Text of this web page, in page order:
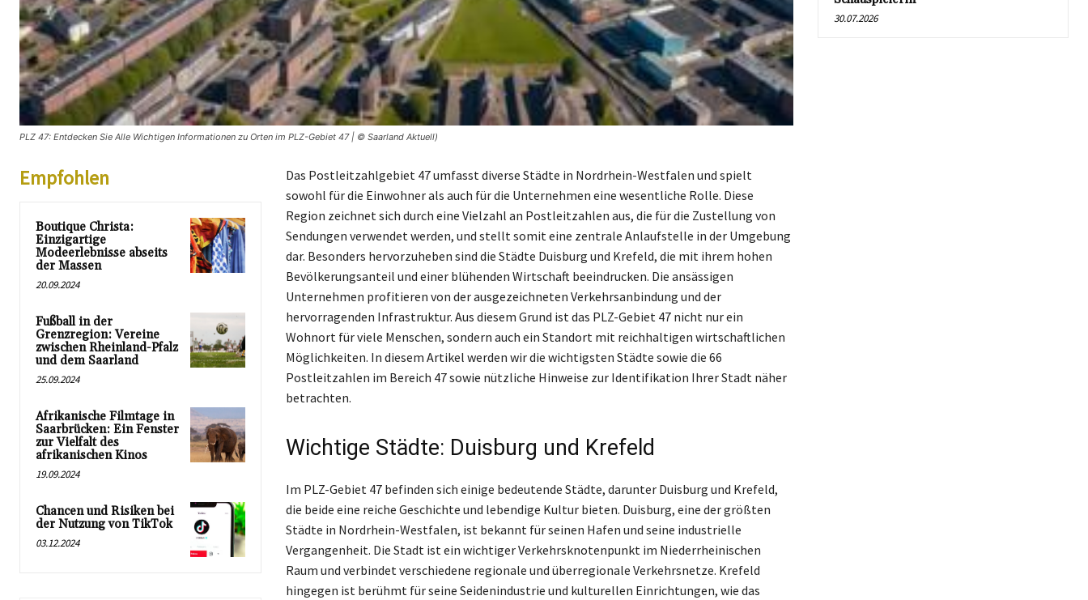
PLZ 47: Entdecken Sie Alle Wichtigen Informationen zu Orten im PLZ-Gebiet 47 | © Saarland Aktuell)
Empfohlen
Boutique Christa:
Einzigartige
Modeerlebnisse abseits
der Massen
20.09.2024
Fußball in der
Grenzregion: Vereine
zwischen Rheinland-Pfalz
und dem Saarland
25.09.2024
Afrikanische Filmtage in
Saarbrücken: Ein Fenster
zur Vielfalt des
afrikanischen Kinos
19.09.2024
Chancen und Risiken bei
der Nutzung von TikTok
03.12.2024
Das Postleitzahlgebiet 47 umfasst diverse Städte in Nordrhein-Westfalen und spielt
sowohl für die Einwohner als auch für die Unternehmen eine wesentliche Rolle. Diese
Region zeichnet sich durch eine Vielzahl an Postleitzahlen aus, die für die Zustellung von
Sendungen verwendet werden, und stellt somit eine zentrale Anlaufstelle in der Umgebung
dar. Besonders hervorzuheben sind die Städte Duisburg und Krefeld, die mit ihrem hohen
Bevölkerungsanteil und einer blühenden Wirtschaft beeindrucken. Die ansässigen
Unternehmen profitieren von der ausgezeichneten Verkehrsanbindung und der
hervorragenden Infrastruktur. Aus diesem Grund ist das PLZ-Gebiet 47 nicht nur ein
Wohnort für viele Menschen, sondern auch ein Standort mit reichhaltigen wirtschaftlichen
Möglichkeiten. In diesem Artikel werden wir die wichtigsten Städte sowie die 66
Postleitzahlen im Bereich 47 sowie nützliche Hinweise zur Identifikation Ihrer Stadt näher
betrachten.
Wichtige Städte: Duisburg und Krefeld
Im PLZ-Gebiet 47 befinden sich einige bedeutende Städte, darunter Duisburg und Krefeld,
die beide eine reiche Geschichte und lebendige Kultur bieten. Duisburg, eine der größten
Städte in Nordrhein-Westfalen, ist bekannt für seinen Hafen und seine industrielle
Vergangenheit. Die Stadt ist ein wichtiger Verkehrsknotenpunkt im Niederrheinischen
Raum und verbindet verschiedene regionale und überregionale Verkehrsnetze. Krefeld
hingegen ist berühmt für seine Seidenindustrie und kulturellen Einrichtungen, wie das
30.07.2026